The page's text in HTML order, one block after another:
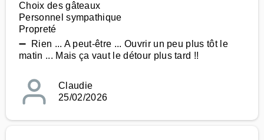
Choix des gâteaux
Personnel sympathique
Propreté
➖ Rien ... A peut-être ... Ouvrir un peu plus tôt le
matin ... Mais ça vaut le détour plus tard !!
Claudie
25/02/2026